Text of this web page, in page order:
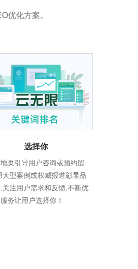
优化方案。
选择你
页引导用户咨询或预约留
大型案例或权威报道彰显品
关注用户需求和反馈,不断优
务让用户选择你！